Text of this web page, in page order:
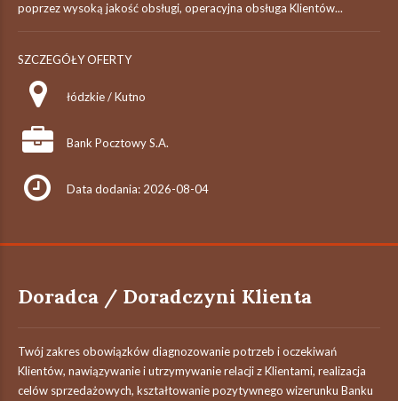
poprzez wysoką jakość obsługi, operacyjna obsługa Klientów...
SZCZEGÓŁY OFERTY
łódzkie / Kutno
Bank Pocztowy S.A.
Data dodania: 2026-08-04
Doradca / Doradczyni Klienta
Twój zakres obowiązków diagnozowanie potrzeb i oczekiwań
Klientów, nawiązywanie i utrzymywanie relacji z Klientami, realizacja
celów sprzedażowych, kształtowanie pozytywnego wizerunku Banku